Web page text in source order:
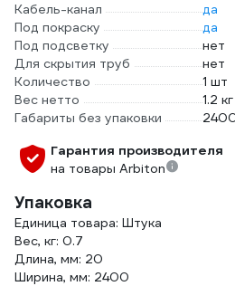
Кабель-канал
да
Под покраску
да
Под подсветку
нет
Для скрытия труб
нет
Количество
1 шт
Вес нетто
1.2 кг
Габариты без упаковки
Гарантия производителя
на товары Arbiton
Упаковка
Единица товара: Штука
Вес, кг: 0.7
Длина, мм: 20
Ширина, мм: 2400